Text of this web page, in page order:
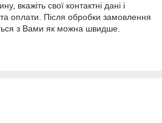
вкажіть свої контактні дані і
оплати. Після обробки замовлення
з Вами як можна швидше.